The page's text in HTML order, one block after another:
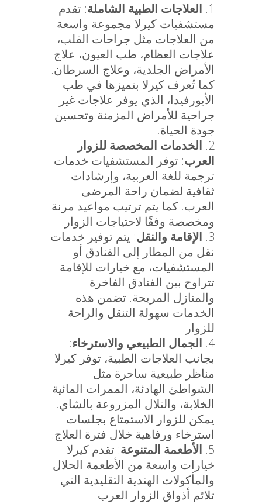
العلاجات الطبية الشاملة: تقدم
مستشفيات كيرلا مجموعة واسعة
من العلاجات مثل جراحات القلب،
علاجات العظام، طب العيون، علاج
الأمراض الجلدية، وعلاج السرطان.
كما تُعرف كيرلا بتميزها في طب
الأيورفيدا، الذي يوفر علاجات غير
جراحية للأمراض المزمنة وتحسين
جودة الحياة.
الخدمات المخصصة للزوار
العرب: توفر المستشفيات خدمات
ترجمة للغة العربية، وإرشادات
ثقافية لضمان راحة المرضى
العرب. كما يتم ترتيب مواعيد مرنة
ومخصصة وفقًا لاحتياجات الزوار.
الإقامة والنقل: يتم توفير خدمات
نقل من المطار إلى الفنادق أو
المستشفيات، مع خيارات للإقامة
تتراوح بين الفنادق الفاخرة
والمنازل المريحة. تضمن هذه
الخدمات سهولة التنقل والراحة
للزوار.
الجمال الطبيعي والاسترخاء:
بجانب العلاجات الطبية، توفر كيرلا
مناظر طبيعية ساحرة مثل
الشواطئ الهادئة، الممرات المائية
الخلابة، والتلال المزروعة بالشاي.
يمكن للزوار الاستمتاع بجلسات
استرخاء ورفاهية خلال فترة العلاج.
الأطعمة المتنوعة: تقدم كيرلا
خيارات واسعة من الأطعمة الحلال
والمأكولات الهندية التقليدية التي
تلائم أذواق الزوار العرب.